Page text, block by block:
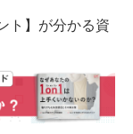
ト】が分かる資